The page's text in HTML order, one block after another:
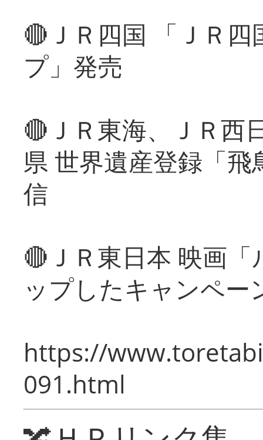
🔴ＪＲ四国 「ＪＲ
プ」発売
🔴ＪＲ東海、ＪＲ西
県 世界遺産登録「
信
🔴ＪＲ東日本 映画
ップしたキャンペー
https://
091.html